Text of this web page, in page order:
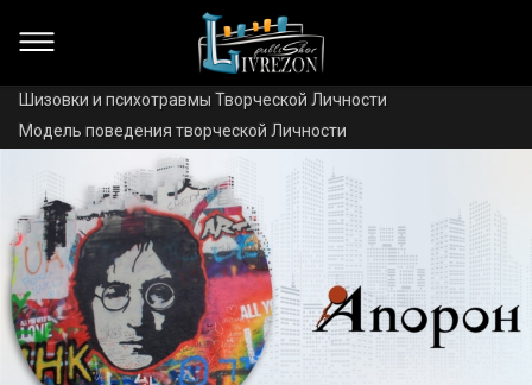
Шизовки и психотравмы Творческой Личности
Модель поведения творческой Личности